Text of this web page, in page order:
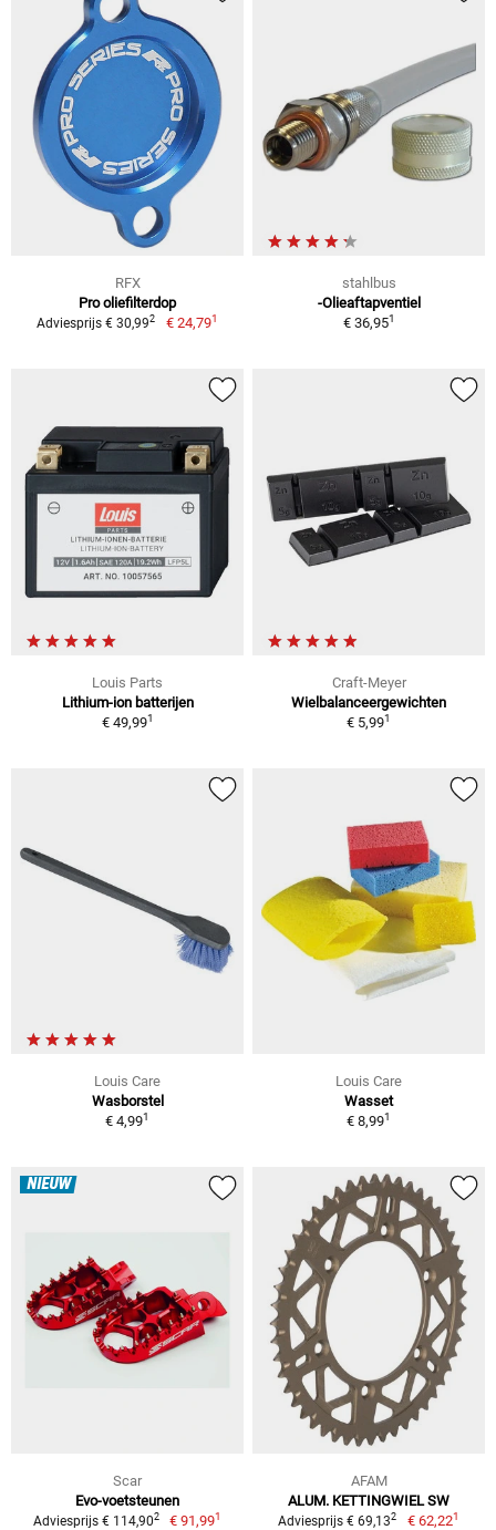
RFX
Pro oliefilterdop
Adviesprijs € 30,992 € 24,791
stahlbus
-Olieaftapventiel
€ 36,951
Louis Parts
Lithium-ion batterijen
€ 49,991
Craft-Meyer
Wielbalanceergewichten
€ 5,991
Louis Care
Wasborstel
€ 4,991
Louis Care
Wasset
€ 8,991
NIEUW
Scar
Evo-voetsteunen
Adviesprijs € 114,902 € 91,991
AFAM
ALUM. KETTINGWIEL SW
Adviesprijs € 69,132 € 62,221